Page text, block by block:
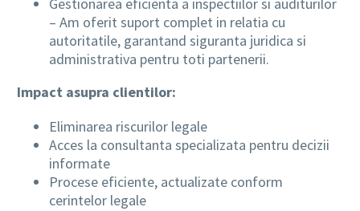
Gestionarea eficienta a inspectiilor si auditurilor
– Am oferit suport complet in relatia cu
autoritatile, garantand siguranta juridica si
administrativa pentru toti partenerii.
Impact asupra clientilor:
Eliminarea riscurilor legale
Acces la consultanta specializata pentru decizii
informate
Procese eficiente, actualizate conform
cerintelor legale